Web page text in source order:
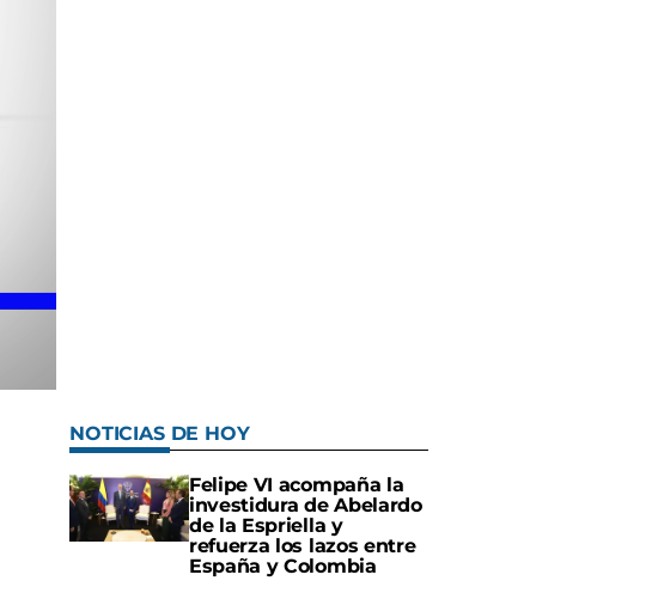
NOTICIAS DE HOY
Felipe VI acompaña la
investidura de Abelardo
de la Espriella y
refuerza los lazos entre
España y Colombia